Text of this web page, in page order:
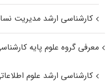
کارشناسی ارشد مدیریت
معرفی گروه علوم پایه
کارشناسی ارشد علوم